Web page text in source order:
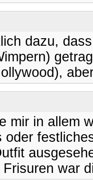
dazu,
mir in allem
oder
war